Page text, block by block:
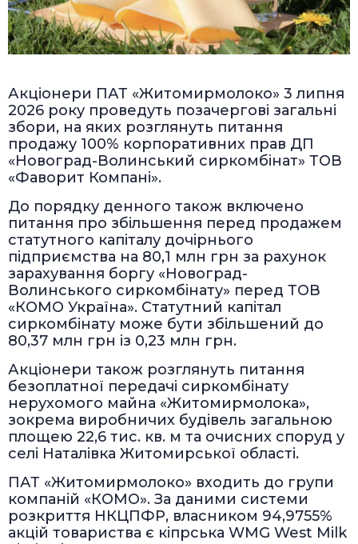
Акціонери ПАТ «Житомирмолоко» 3 липня
2026 року проведуть позачергові загальні
збори, на яких розглянуть питання
продажу 100% корпоративних прав ДП
«Новоград-Волинський сиркомбінат» ТОВ
«Фаворит Компані».
До порядку денного також включено
питання про збільшення перед продажем
статутного капіталу дочірнього
підприємства на 80,1 млн грн за рахунок
зарахування боргу «Новоград-
Волинського сиркомбінату» перед ТОВ
«КОМО Україна». Статутний капітал
сиркомбінату може бути збільшений до
80,37 млн грн із 0,23 млн грн.
Акціонери також розглянуть питання
безоплатної передачі сиркомбінату
нерухомого майна «Житомирмолока»,
зокрема виробничих будівель загальною
площею 22,6 тис. кв. м та очисних споруд у
селі Наталівка Житомирської області.
ПАТ «Житомирмолоко» входить до групи
компаній «КОМО». За даними системи
розкриття НКЦПФР, власником 94,9755%
акцій товариства є кіпрська WMG West Milk